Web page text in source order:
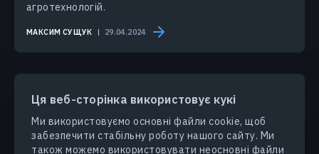
Ця веб-сторінка використовує кукі
Ми використовуємо основні файли cookie, щоб
забезпечити стабільну роботу нашого сайту. Ми
також можемо використовувати неосновні файли
агротехнологій.
МАКСИМ СУЩУК 29.04.2024
ПРОДУКТИ ТА РІШЕННЯ